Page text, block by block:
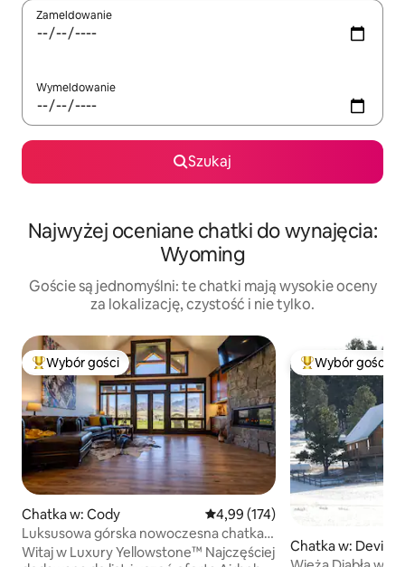
Zameldowanie
Wymeldowanie
Szukaj
Najwyżej oceniane chatki do wynajęcia:
Wyoming
Goście są jednomyślni: te chatki mają wysokie oceny
za lokalizację, czystość i nie tylko.
Najpopularniejsze z kategorii Wybór gości
Wybór gości
Chatka w: Cody Średnia ocena: 4,99 na 5, liczba
4,99 (174)
Luksusowa górska nowoczesna chatka
w pobliżu Yellowstone
Witaj w Luxury Yellowstone™ Najczęściej
Wybór gości
Chatka w: Devils